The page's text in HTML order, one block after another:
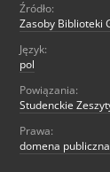
Źródło:
Zasoby Biblioteki
Język:
pol
Powiązania:
Studenckie
Prawa:
domena publiczna